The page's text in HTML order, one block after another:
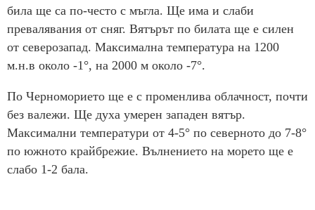
била ще са по-често с мъгла. Ще има и слаби
превалявания от сняг. Вятърът по билата ще е силен
от северозапад. Максимална температура на 1200
м.н.в около -1°, на 2000 м около -7°.
По Черноморието ще е с променлива облачност, почти
без валежи. Ще духа умерен западен вятър.
Максимални температури от 4-5° по северното до 7-8°
по южното крайбрежие. Вълнението на морето ще е
слабо 1-2 бала.